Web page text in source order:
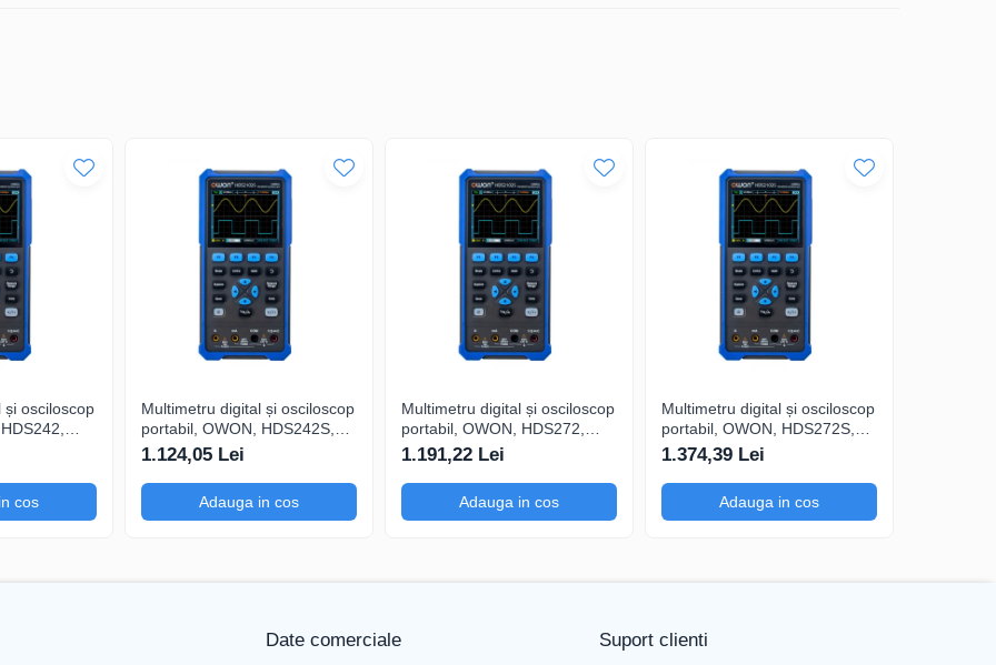
USB, LAN, VGA
1 MΩ ±2%
100 - 240 V AC, 50/60 Hz
400 V (DC + AC, vârf la vârf)
78 mm
și osciloscop
cos
Multimetru digital și osciloscop
portabil, OWON, HDS242S,
200mV-1kV, 200mA-
1.124,05 Lei
Adauga in cos
Multimetru digital și osciloscop
portabil, OWON, HDS272,
200mV-1kV, 200mA-
1.191,22 Lei
Adauga in cos
Multimetru digital și osciloscop
portabil, OWON, HDS272S,
200mV-1kV, 200mA-
1.374,39 Lei
Adauga in cos
Date comerciale Suport clienti